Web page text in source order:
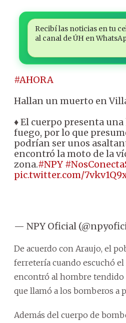
Recibí las noticias en tu
al canal de ÚH en
#AHORA
Hallan un muerto en
♦ El cuerpo presenta
fuego, por lo que
podrían ser unos
encontró la moto de la
zona.#NPY
pic.twitter.com/
— NPY Oficial
De acuerdo con Araujo, el
ferretería cuando escuchó
encontró al hombre tendido
que llamó a los bomberos a
Además del cuerpo de